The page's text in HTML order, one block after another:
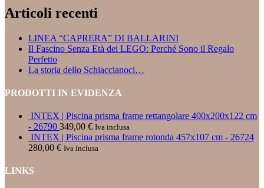
Articoli recenti
LINEA “CAPRERA” DI BALLARINI
Il Fascino Senza Età dei LEGO: Perché Sono il Regalo
Perfetto
La storia dello Schiaccianoci…
PRODOTTI IN EVIDENZA
INTEX | Piscina prisma frame rettangolare 400x200x122 cm
- 26790 349,00 € Iva inclusa
INTEX | Piscina prisma frame rotonda 457x107 cm - 26724
280,00 € Iva inclusa
LINKS